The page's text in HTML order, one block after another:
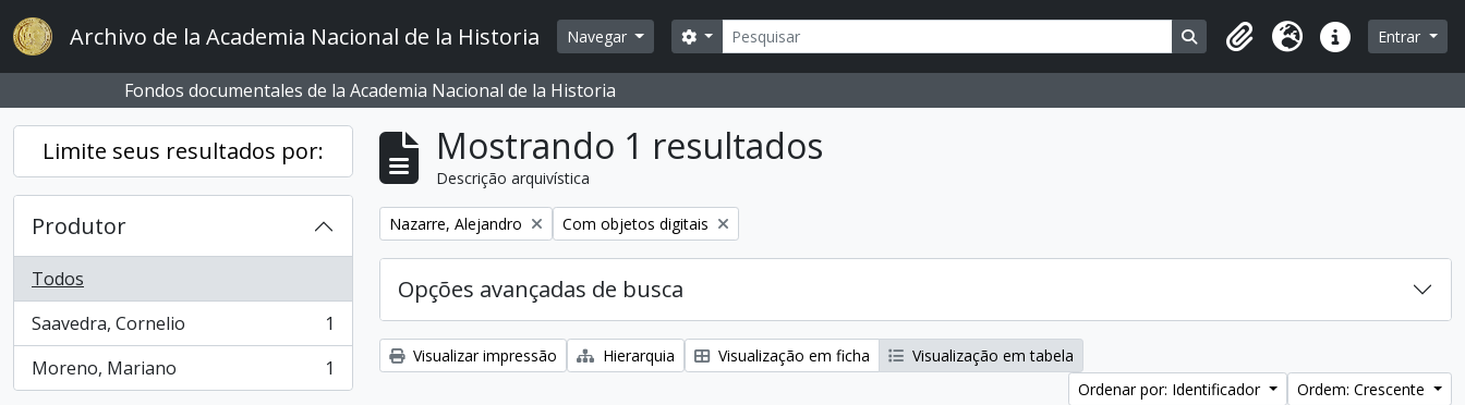
Skip to main content
Archivo de la Academia Nacional de la Historia Navegar Buscar
Opções de busca Busque na página de navegação
Área de Transferência
Idioma Atalhos Entrar
Fondos documentales de la Academia Nacional de la Historia
Limite seus resultados por:
Produtor
Todos
Saavedra, Cornelio
, 1 resultados
1
Moreno, Mariano
, 1 resultados 1
Mostrando 1 resultados
Descrição arquivística
Remover filtro:
Nazarre, Alejandro Remover filtro:
Com objetos digitais
Opções avançadas de busca
Visualizar impressão Hierarquia Visualização em ficha
Visualização em tabela
Ordenar por: Identificador
Ordem: Crescente